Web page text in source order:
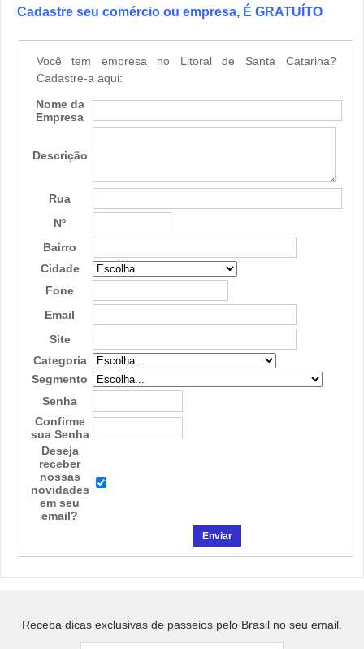
Cadastre seu comércio ou empresa, É GRATUÍTO
Você tem empresa no Litoral de Santa Catarina?
Cadastre-a aqui:
Nome da
Empresa
Descrição
Rua
Nº
Bairro
Cidade
Fone
Email
Site
Categoria
Segmento
Senha
Confirme
sua Senha
Deseja
receber
nossas
novidades
em seu
email?
Receba dicas exclusivas de passeios pelo Brasil no seu email.